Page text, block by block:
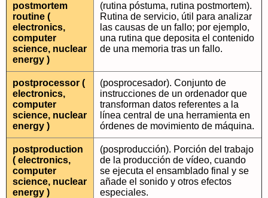
postmortem
routine (
electronics,
computer
science, nuclear
energy )
(rutina póstuma, rutina postmortem).
Rutina de servicio, útil para analizar
las causas de un fallo; por ejemplo,
una rutina que deposita el contenido
de una memoria tras un fallo.
postprocessor (
electronics,
computer
science, nuclear
energy )
(posprocesador). Conjunto de
instrucciones de un ordenador que
transforman datos referentes a la
línea central de una herramienta en
órdenes de movimiento de máquina.
postproduction
( electronics,
computer
science, nuclear
energy )
(posproducción). Porción del trabajo
de la producción de vídeo, cuando
se ejecuta el ensamblado final y se
añade el sonido y otros efectos
especiales.